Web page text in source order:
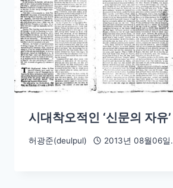
시대착오적인 ‘신문의 자유’
허광준(deulpul) 2013년 08월06일.